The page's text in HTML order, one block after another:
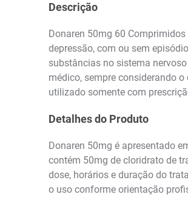
Descrição
Donaren 50mg 60
depressão, com ou sem
substâncias no sistema
médico, sempre considerando
utilizado somente com
Detalhes do Produto
Donaren 50mg é apresentado
contém 50mg de cloridrato de
dose, horários e duração do
o uso conforme orientação